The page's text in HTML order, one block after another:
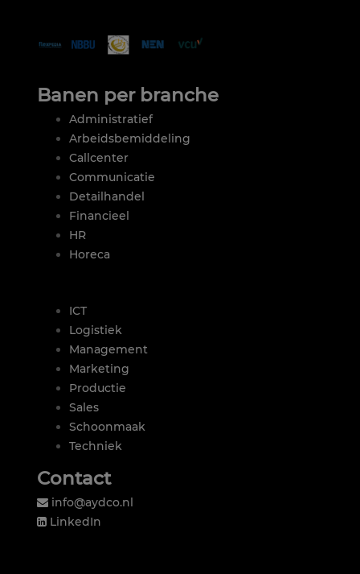
Banen per branche
Administratief
Arbeidsbemiddeling
Callcenter
Communicatie
Detailhandel
Financieel
HR
Horeca
ICT
Logistiek
Management
Marketing
Productie
Sales
Schoonmaak
Techniek
Contact
info@aydco.nl
LinkedIn